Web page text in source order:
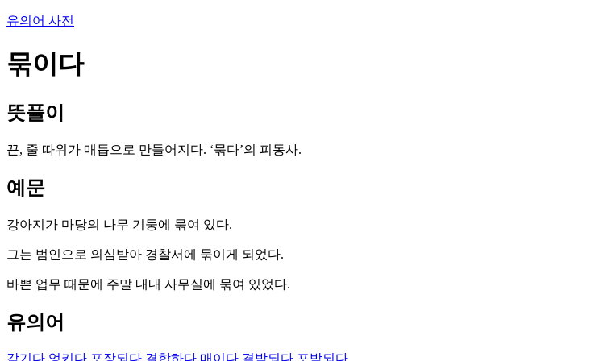
유의어 사전
묶이다
뜻풀이
끈, 줄 따위가 매듭으로 만들어지다. ‘묶다’의 피동사.
예문
강아지가 마당의 나무 기둥에 묶여 있다.
그는 범인으로 의심받아 경찰서에 묶이게 되었다.
바쁜 업무 때문에 주말 내내 사무실에 묶여 있었다.
유의어